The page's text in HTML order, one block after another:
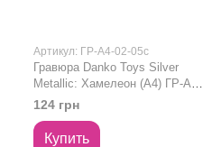
Артикул: ГР-А4-02-05с
Гравюра Danko Toys Silver
Metallic: Хамелеон (А4) ГР-А4-
02-05с
124 грн
Купить